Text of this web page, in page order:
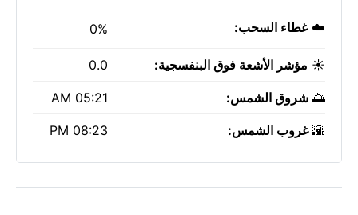
☁️غطاء السحب: 0%
☀️ مؤشر الأشعة فوق البنفسجية: 0.0
🌅 شروق الشمس: 05:21 AM
🌇غروب الشمس: 08:23 PM